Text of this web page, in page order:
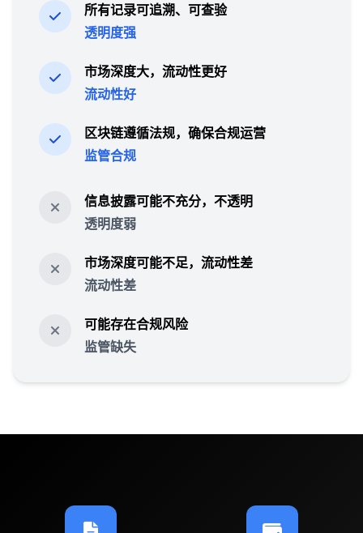
所有记录可追溯、可查验
透明度强
市场深度大，流动性更好
流动性好
区块链遵循法规，确保合规运营
监管合规
信息披露可能不充分，不透明
透明度弱
市场深度可能不足，流动性差
流动性差
可能存在合规风险
监管缺失